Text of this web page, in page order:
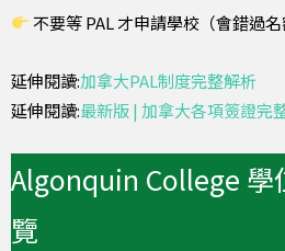
不要等 PAL 才申請學校（會錯過名
延伸閱讀:加拿大PAL制度完整解析
延伸閱讀:最新版 | 加拿大各項簽證完
Algonquin College 學
覽